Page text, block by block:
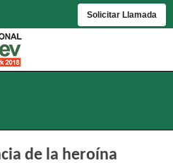
Solicitar Llamada
de la heroína